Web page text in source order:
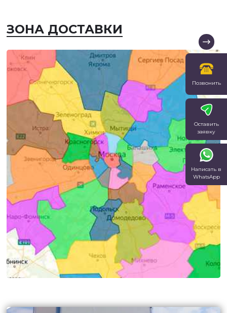
ЗОНА ДОСТАВКИ
Позвонить
Оставить
заявку
Написать в
WhatsApp